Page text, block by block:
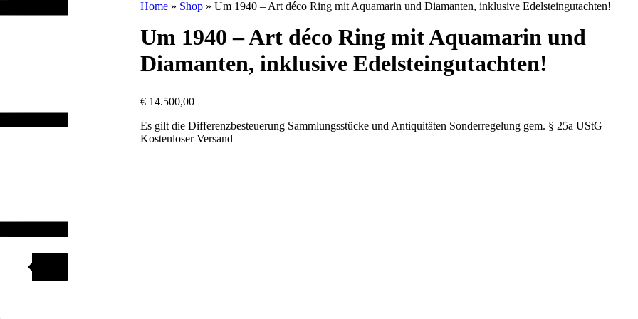
Home » Shop »Um 1940 – Art déco Ring mit Aquamarin und Diamanten, inklusive Edelsteingutachten!
Um 1940 – Art déco Ring mit Aquamarin und
Diamanten, inklusive Edelsteingutachten!
€ 14.500,00
Es gilt die Differenzbesteuerung Sammlungsstücke und Antiquitäten Sonderregelung gem. § 25a UStG
Kostenloser Versand